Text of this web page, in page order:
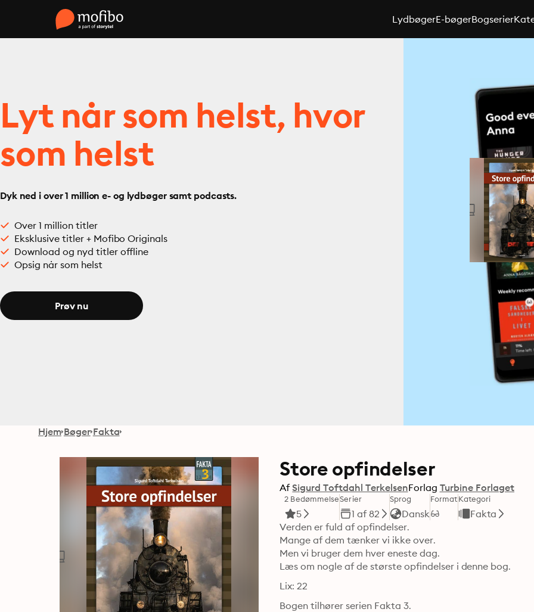
LydbøgerE-bøgerBogserier
Lyt når som helst, hvor
som helst
Dyk ned i over 1 million e- og lydbøger samt podcasts.
Over 1 million titler
Eksklusive titler + Mofibo Originals
Download og nyd titler offline
Opsig når som helst
Prøv nu
Hjem Bøger Fakta
Store opfindelser
Af Sigurd Toftdahl TerkelsenForlag Turbine Forlaget
2 Bedømmelse
5
Serier
1 af 82
Sprog
Dansk
FormatKategori
Fakta
Verden er fuld af opfindelser.
Mange af dem tænker vi ikke over.
Men vi bruger dem hver eneste dag.
Læs om nogle af de største opfindelser i denne bog.
Lix: 22
Bogen tilhører serien Fakta 3.